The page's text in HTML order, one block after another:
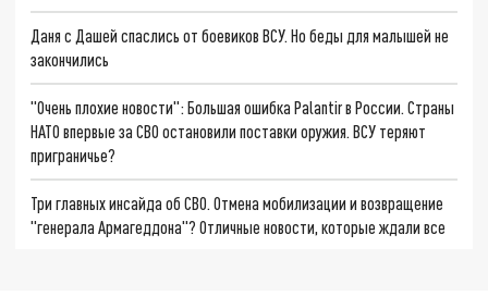
Даня с Дашей спаслись от боевиков ВСУ. Но беды для малышей не
закончились
"Очень плохие новости": Большая ошибка Palantir в России. Страны
НАТО впервые за СВО остановили поставки оружия. ВСУ теряют
приграничье?
Три главных инсайда об СВО. Отмена мобилизации и возвращение
"генерала Армагеддона"? Отличные новости, которые ждали все